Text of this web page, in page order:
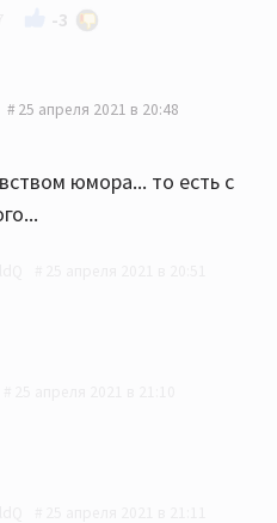
-3
25 апреля 2021 в 20:48
юмора... то есть с
юмора к изначально
ответы на некоторые,